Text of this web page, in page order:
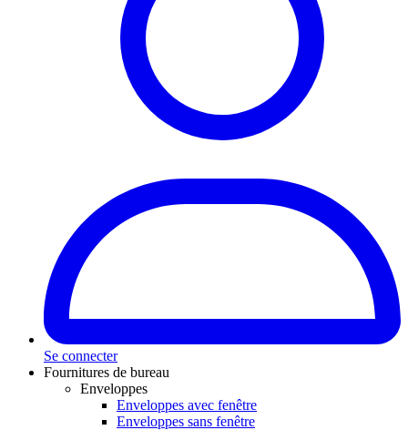
Se connecter
Fournitures de bureau
Enveloppes
Enveloppes avec fenêtre
Enveloppes sans fenêtre